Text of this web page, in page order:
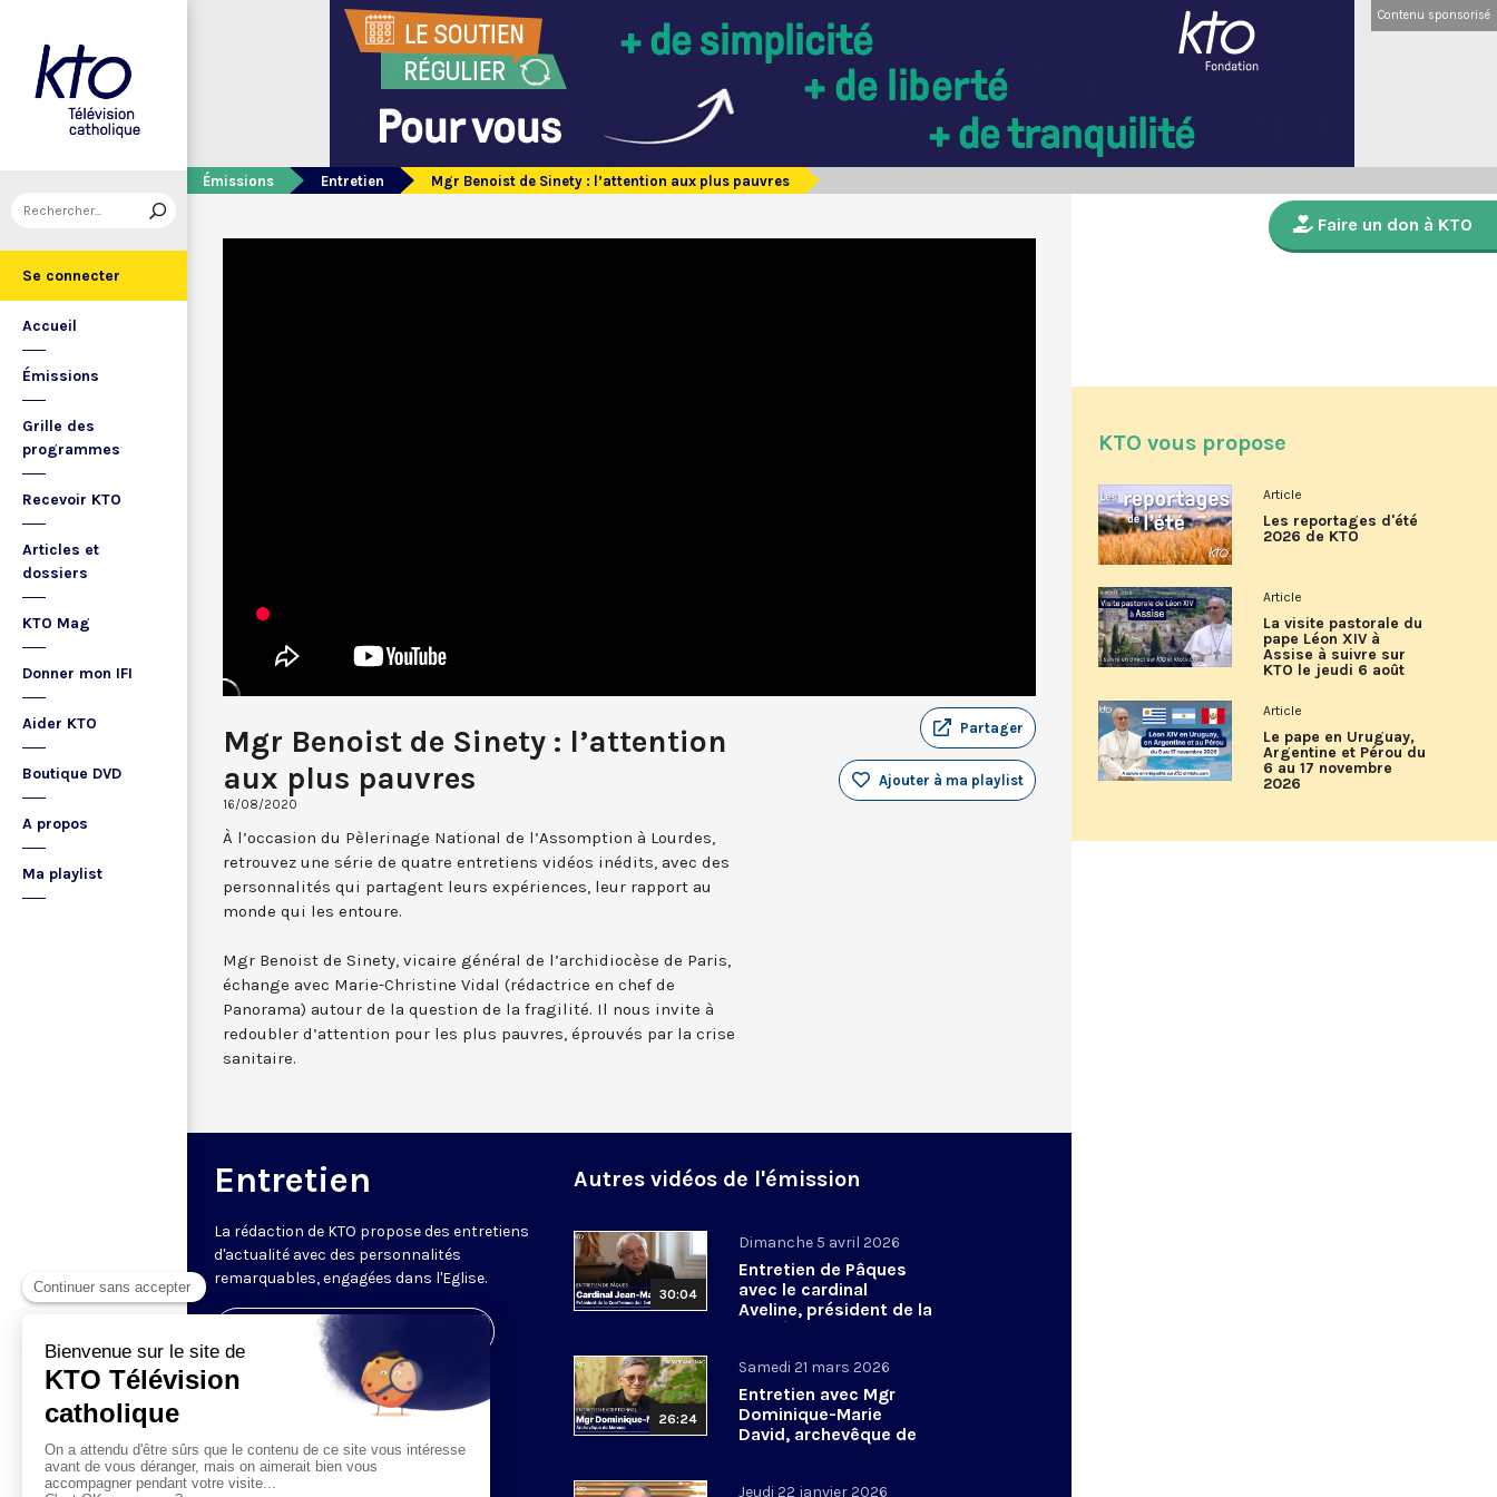
Se connecter
Accueil
Émissions
Grille des
programmes
Recevoir KTO
Articles et
dossiers
KTO Mag
Donner mon IFI
Aider KTO
Boutique DVD
A propos
Ma playlist
Contenu sponsorisé
Émissions Entretien Mgr Benoist de Sinety : l’attention aux plus pauvres
Mgr Benoist de Sinety : l’attention
aux plus pauvres
16/08/2020
Partager
Ajouter à ma playlist
À l’occasion du Pèlerinage National de l’Assomption à Lourdes,
retrouvez une série de quatre entretiens vidéos inédits, avec des
personnalités qui partagent leurs expériences, leur rapport au
monde qui les entoure.
Mgr Benoist de Sinety, vicaire général de l’archidiocèse de Paris,
échange avec Marie-Christine Vidal (rédactrice en chef de
Panorama) autour de la question de la fragilité. Il nous invite à
redoubler d’attention pour les plus pauvres, éprouvés par la crise
sanitaire.
Entretien
La rédaction de KTO propose des entretiens
d'actualité avec des personnalités
remarquables, engagées dans l'Eglise.
Visiter la page de l'émission
Autres vidéos de l'émission
30:04
Dimanche 5 avril 2026
Entretien de Pâques
avec le cardinal
Aveline, président de la
Conférence des
26:24
Samedi 21 mars 2026
Entretien avec Mgr
Dominique-Marie
David, archevêque de
Jeudi 22 janvier 2026
Faire un don à KTO
KTO vous propose
Article
Les reportages d'été
2026 de KTO
Article
La visite pastorale du
pape Léon XIV à
Assise à suivre sur
KTO le jeudi 6 août
Article
Le pape en Uruguay,
Argentine et Pérou du
6 au 17 novembre
2026